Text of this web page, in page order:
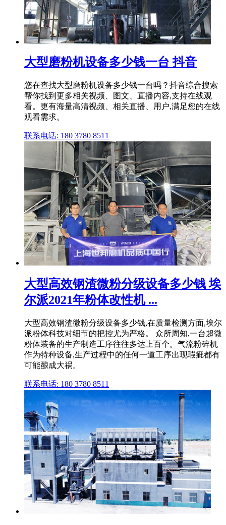
大型磨粉机设备多少钱一台 抖音
您在查找大型磨粉机设备多少钱一台吗？抖音综合搜索
帮你找到更多相关视频、图文、直播内容,支持在线观
看。更有海量高清视频、相关直播、用户,满足您的在线
观看需求。
联系电话: 180 3780 8511
大型高效钢渣微粉分级设备多少钱 埃
尔派2021年粉体改性机 ...
大型高效钢渣微粉分级设备多少钱,在质量检测方面,埃尔
派粉体科技对细节的把控尤为严格。 众所周知,一台超微
粉体装备的生产制造工序往往多达上百个。气流粉碎机
作为特种设备,生产过程中的任何一道工序出现瑕疵都有
可能酿成大祸。
联系电话: 180 3780 8511